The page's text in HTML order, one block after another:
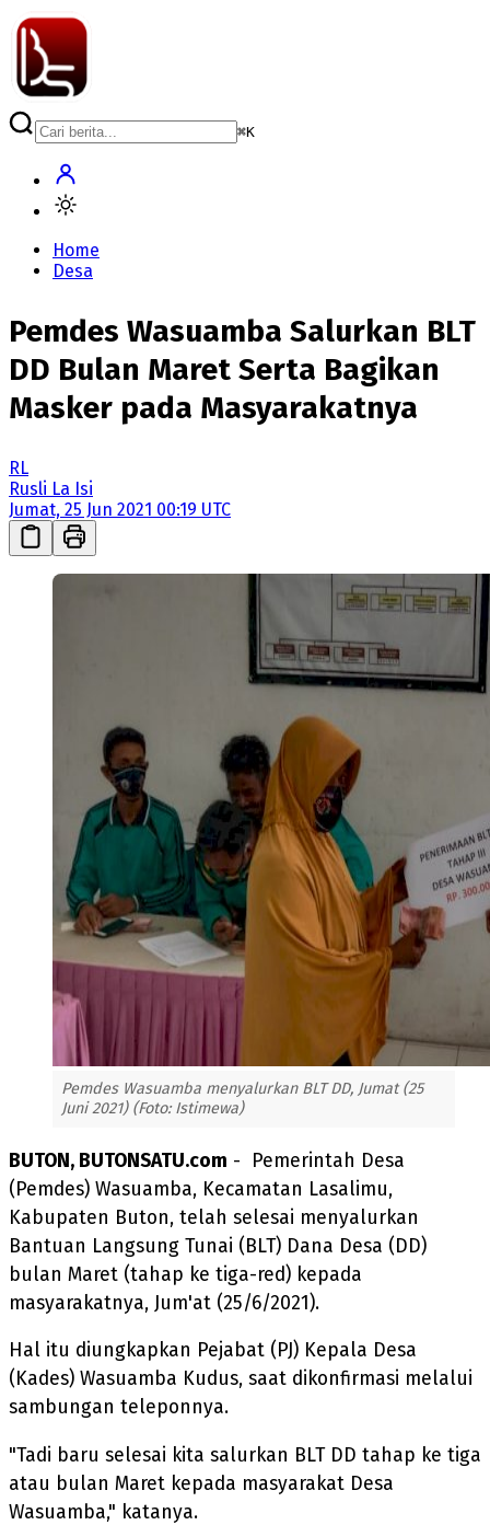
⌘K
Home
Desa
Pemdes Wasuamba Salurkan BLT
DD Bulan Maret Serta Bagikan
Masker pada Masyarakatnya
RL
Rusli La Isi
Jumat, 25 Jun 2021 00:19 UTC
Pemdes Wasuamba menyalurkan BLT DD, Jumat (25
Juni 2021) (Foto: Istimewa)
BUTON, BUTONSATU.com - Pemerintah Desa
(Pemdes) Wasuamba, Kecamatan Lasalimu,
Kabupaten Buton, telah selesai menyalurkan
Bantuan Langsung Tunai (BLT) Dana Desa (DD)
bulan Maret (tahap ke tiga-red) kepada
masyarakatnya, Jum'at (25/6/2021).
Hal itu diungkapkan Pejabat (PJ) Kepala Desa
(Kades) Wasuamba Kudus, saat dikonfirmasi melalui
sambungan teleponnya.
"Tadi baru selesai kita salurkan BLT DD tahap ke tiga
atau bulan Maret kepada masyarakat Desa
Wasuamba," katanya.